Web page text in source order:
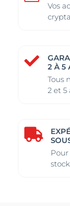
Vos

2 À 5
Tous
2 et 5

stock